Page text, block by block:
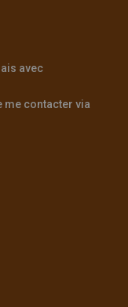
avec
me contacter via